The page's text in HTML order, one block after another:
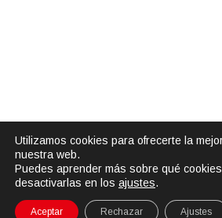
Utilizamos cookies para ofrecerte la
nuestra web.
Puedes aprender más sobre qué
desactivarlas en los ajustes.
Aceptar Rechazar Ajustes